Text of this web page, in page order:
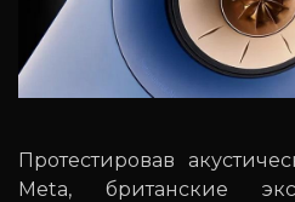
Протестировав
Meta, британские